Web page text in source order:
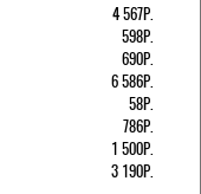
4 567Р.
598Р.
690Р.
6 586Р.
58Р.
786Р.
1 500Р.
3 190Р.